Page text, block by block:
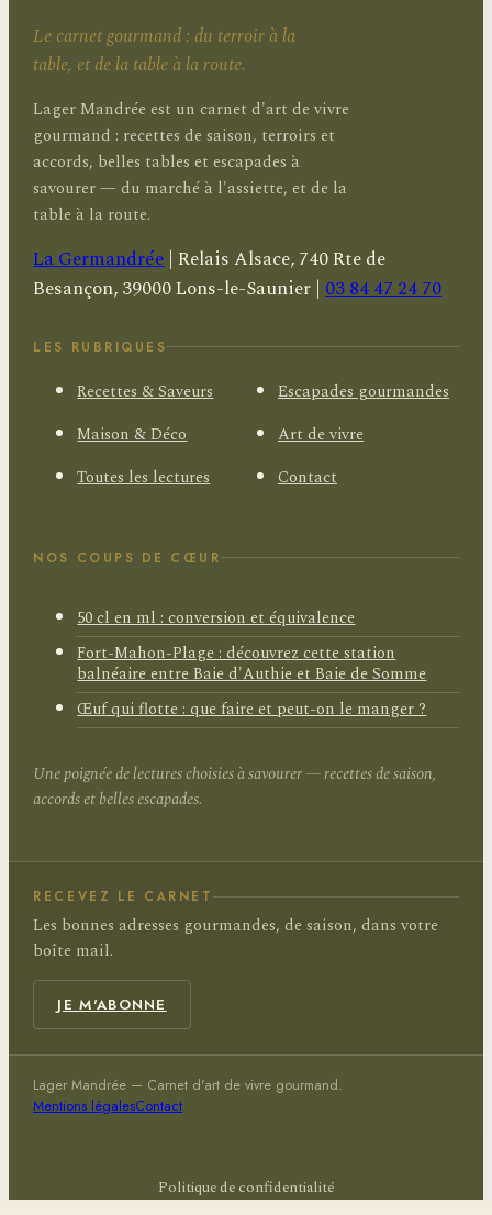
Le carnet gourmand : du terroir à la
table, et de la table à la route.
Lager Mandrée est un carnet d'art de vivre
gourmand : recettes de saison, terroirs et
accords, belles tables et escapades à
savourer — du marché à l'assiette, et de la
table à la route.
La Germandrée| Relais Alsace, 740 Rte de
Besançon, 39000 Lons-le-Saunier |03 84 47 24 70
LES RUBRIQUES
Recettes & Saveurs
Escapades gourmandes
Maison & Déco
Art de vivre
Toutes les lectures
Contact
NOS COUPS DE CŒUR
50 cl en ml : conversion et équivalence
Fort-Mahon-Plage : découvrez cette station
balnéaire entre Baie d'Authie et Baie de Somme
Œuf qui flotte : que faire et peut-on le manger ?
Une poignée de lectures choisies à savourer — recettes de saison,
accords et belles escapades.
RECEVEZ LE CARNET
Les bonnes adresses gourmandes, de saison, dans votre
boîte mail.
JE M'ABONNE
Lager Mandrée — Carnet d'art de vivre gourmand.
Mentions légalesContact
Politique de confidentialité